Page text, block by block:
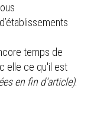
temps de
elle ce qu'il est
en fin d'article).